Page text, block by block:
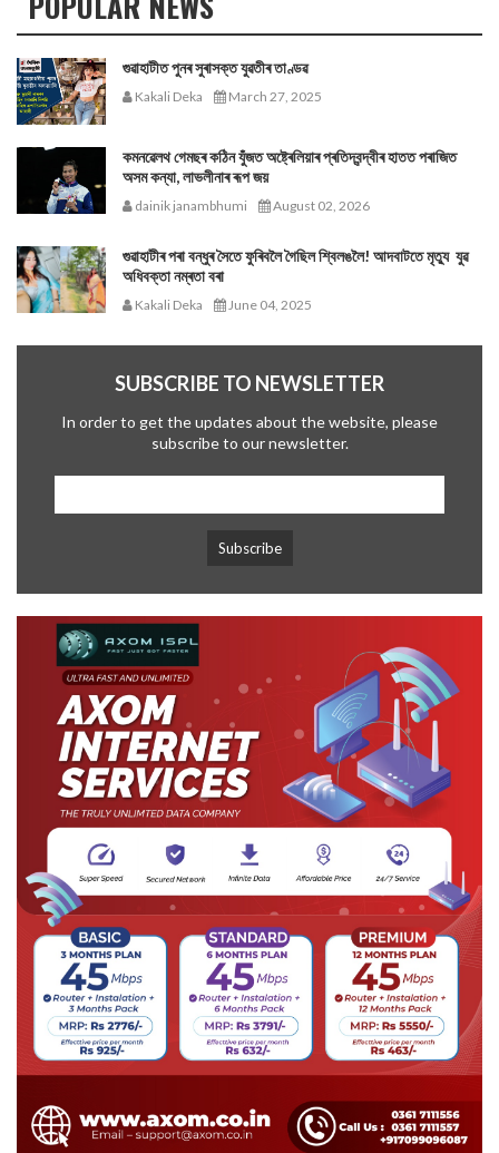
গুৱাহাটীত পুনৰ সুৰাসক্ত যুৱতীৰ তাণ্ডৱ
Kakali Deka March 27, 2025
কমনৱেলথ গেমছৰ কঠিন যুঁজত অষ্ট্ৰেলিয়াৰ প্ৰতিদ্বন্দ্বীৰ হাতত পৰাজিত
অসম কন্যা, লাভলীনাৰ ৰূপ জয়
dainik janambhumi August 02, 2026
গুৱাহাটীৰ পৰা বন্ধুৰ সৈতে ফুৰিবলৈ গৈছিল শ্বিলঙলৈ! আদবাটতে মৃত্যু যুৱ
অধিবক্তা নম্ৰতা বৰা
Kakali Deka June 04, 2025
SUBSCRIBE TO NEWSLETTER
In order to get the updates about the website, please
subscribe to our newsletter.